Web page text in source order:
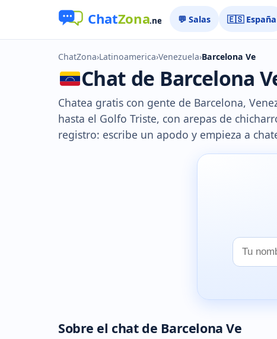
💬 Salas 🇪🇸 España
ChatZona›Latinoamerica›Venezuela›Barcelona Ve
Chat de Barcelona
Chatea gratis con gente de Barcelona,
hasta el Golfo Triste, con arepas de
registro: escribe un apodo y empieza a
Tu
nombre
Sobre el chat de Barcelona Ve